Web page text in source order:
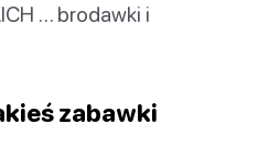
… brodawki i
zabawki